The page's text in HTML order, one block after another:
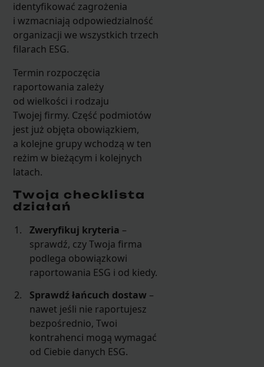
identyfikować zagrożenia
i wzmacniają odpowiedzialność
organizacji we wszystkich trzech
filarach ESG.
Termin rozpoczęcia
raportowania zależy
od wielkości i rodzaju
Twojej firmy. Część podmiotów
jest już objęta obowiązkiem,
a kolejne grupy wchodzą w ten
reżim w bieżącym i kolejnych
latach.
Twoja checklista
działań
Zweryfikuj kryteria –
sprawdź, czy Twoja firma
podlega obowiązkowi
raportowania ESG i od kiedy.
Sprawdź łańcuch dostaw –
nawet jeśli nie raportujesz
bezpośrednio, Twoi
kontrahenci mogą wymagać
od Ciebie danych ESG.